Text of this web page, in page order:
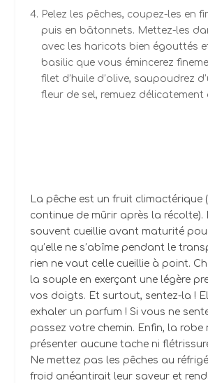
Pelez les pêches, coupez-les en
puis en bâtonnets. Mettez-les
avec les haricots bien égouttés
basilic que vous émincerez
filet d’huile d’olive, saupoudrez
fleur de sel, remuez délicatement
La pêche est un fruit climactérique
continue de mûrir après la récolte).
souvent cueillie avant maturité
qu’elle ne s’abîme pendant le
rien ne vaut celle cueillie à point.
la souple en exerçant une légère
vos doigts. Et surtout, sentez-la !
exhaler un parfum ! Si vous ne
passez votre chemin. Enfin, la robe
présenter aucune tache ni
Ne mettez pas les pêches au
froid anéantirait leur saveur et